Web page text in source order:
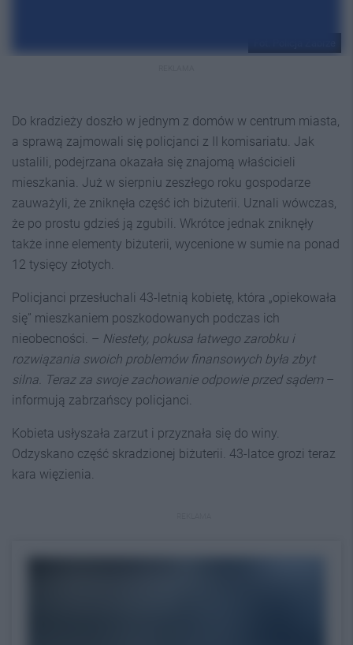
Do kradzieży doszło w jednym z domów w centrum miasta,
a sprawą zajmowali się policjanci z II komisariatu. Jak
ustalili, podejrzana okazała się znajomą właścicieli
mieszkania. Już w sierpniu zeszłego roku gospodarze
zauważyli, że zniknęła część ich biżuterii. Uznali wówczas,
że po prostu gdzieś ją zgubili. Wkrótce jednak zniknęły
także inne elementy biżuterii, wycenione w sumie na ponad
12 tysięcy złotych.
Policjanci przesłuchali 43-letnią kobietę, która „opiekowała
się” mieszkaniem poszkodowanych podczas ich
nieobecności. – Niestety, pokusa łatwego zarobku i
rozwiązania swoich problemów finansowych była zbyt
silna. Teraz za swoje zachowanie odpowie przed sądem–
informują zabrzańscy policjanci.
Kobieta usłyszała zarzut i przyznała się do winy.
Odzyskano część skradzionej biżuterii. 43-latce grozi teraz
kara więzienia.